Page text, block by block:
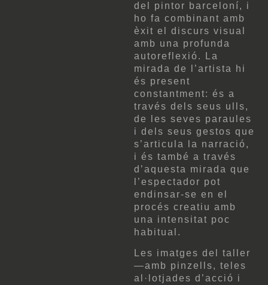
del pintor barceloní, i
ho fa combinant amb
èxit el discurs visual
amb una profunda
autoreflexió. La
mirada de l’artista hi
és present
constantment: és a
través dels seus ulls,
de les seves paraules
i dels seus gestos que
s’articula la narració,
i és també a través
d’aquesta mirada que
l’espectador pot
endinsar-se en el
procés creatiu amb
una intensitat poc
habitual.
Les imatges del taller
—amb pinzells, teles
al·lotjades d’acció i